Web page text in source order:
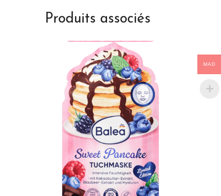
Produits associés
MAD